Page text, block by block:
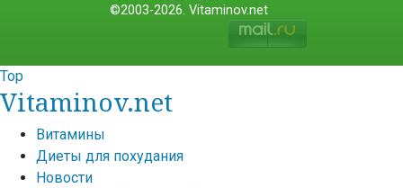
©2003-2026. Vitaminov.net
Top
Vitaminov.net
Витамины
Диеты для похудания
Новости